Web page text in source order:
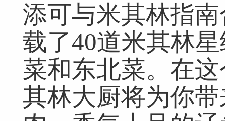
添可与米其林指
载了40道米其林
菜和东北菜。在
其林大厨将为你